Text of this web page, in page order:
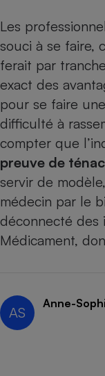
Les
souci à se faire,
ferait par
exact des
pour se faire
difficulté à
compter que
preuve de
servir de
médecin par le
déconnecté des
Médicament,
AS
Anne-